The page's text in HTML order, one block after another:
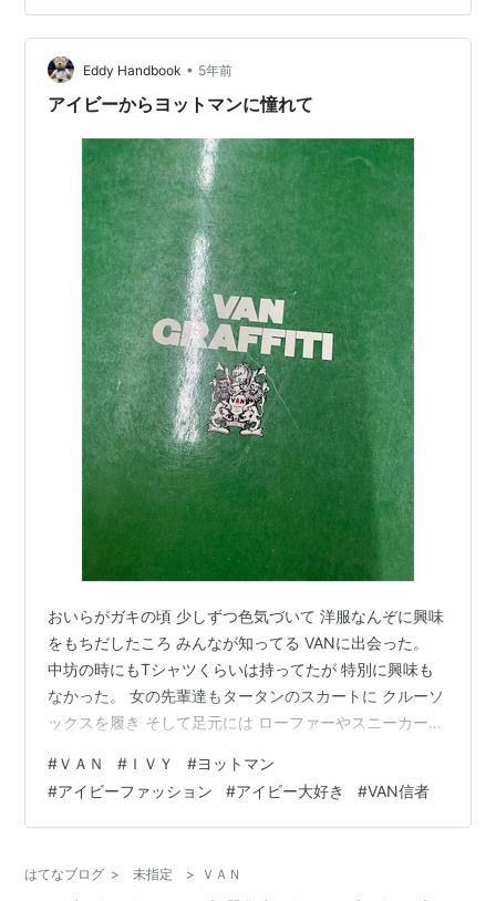
ショナルスタイ ルを浸透させた。 Ｊ Press（ジェイプレ
ス）は、1902年にアメ リカで…
Eddy Handbook • 5年前
アイビーからヨットマンに憧れて
おいらがガキの頃 少しずつ色気づいて 洋服なんぞに興味
をもちだしたころ みんなが知ってる VANに出会った。
中坊の時にもTシャツくらいは持ってたが 特別に興味も
なかった。 女の先輩達もタータンのスカートに クルーソ
ックスを履き そして足元には ローファーやスニーカー
れな女の子は 巻スカートを合わせて ブレザーなんかも着
ていた。 そんな女子の先輩達が まぶしかった。 髪の毛
はポニーテール ボタンダウンのシャツを着て 襟元にはア
McSisrerが高校生の愛読書だった。 そんな雑誌をクラ…
#ＶＡＮ # ＩＶＹ #ヨットマン
#アイビーファッション #アイビー大好き #VAN信者
はてなブログ > 未指定 >
ＶＡＮ